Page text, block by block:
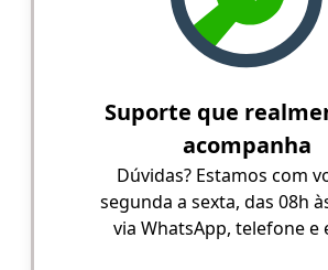
Suporte que
acompanha
Dúvidas? Estamos com
segunda a sexta, das 08h
via WhatsApp, telefone e